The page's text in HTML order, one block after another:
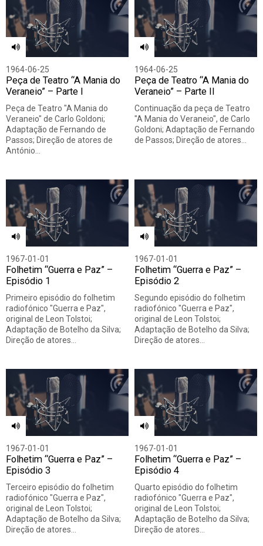
1964-06-25
Peça de Teatro “A Mania do
Veraneio” – Parte I
Peça de Teatro "A Mania do
Veraneio" de Carlo Goldoni;
Adaptação de Fernando de
Passos; Direção de atores de
António…
1964-06-25
Peça de Teatro “A Mania do
Veraneio” – Parte II
Continuação da peça de Teatro
"A Mania do Veraneio", de Carlo
Goldoni; Adaptação de Fernando
de Passos; Direção de atores…
1967-01-01
Folhetim “Guerra e Paz” –
Episódio 1
Primeiro episódio do folhetim
radiofónico "Guerra e Paz",
original de Leon Tolstoi;
Adaptação de Botelho da Silva;
Direção de atores…
1967-01-01
Folhetim “Guerra e Paz” –
Episódio 2
Segundo episódio do folhetim
radiofónico "Guerra e Paz",
original de Leon Tolstoi;
Adaptação de Botelho da Silva;
Direção de atores…
1967-01-01
Folhetim “Guerra e Paz” –
Episódio 3
Terceiro episódio do folhetim
radiofónico "Guerra e Paz",
original de Leon Tolstoi;
Adaptação de Botelho da Silva;
Direção de atores…
1967-01-01
Folhetim “Guerra e Paz” –
Episódio 4
Quarto episódio do folhetim
radiofónico "Guerra e Paz",
original de Leon Tolstoi;
Adaptação de Botelho da Silva;
Direção de atores…